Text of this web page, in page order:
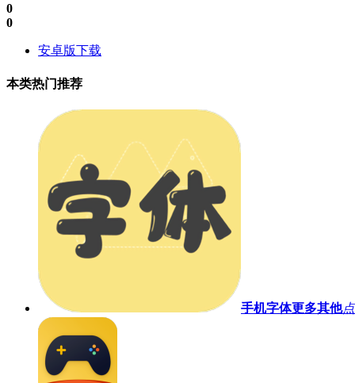
0
0
安卓版下载
本类热门推荐
手机字体更多其他